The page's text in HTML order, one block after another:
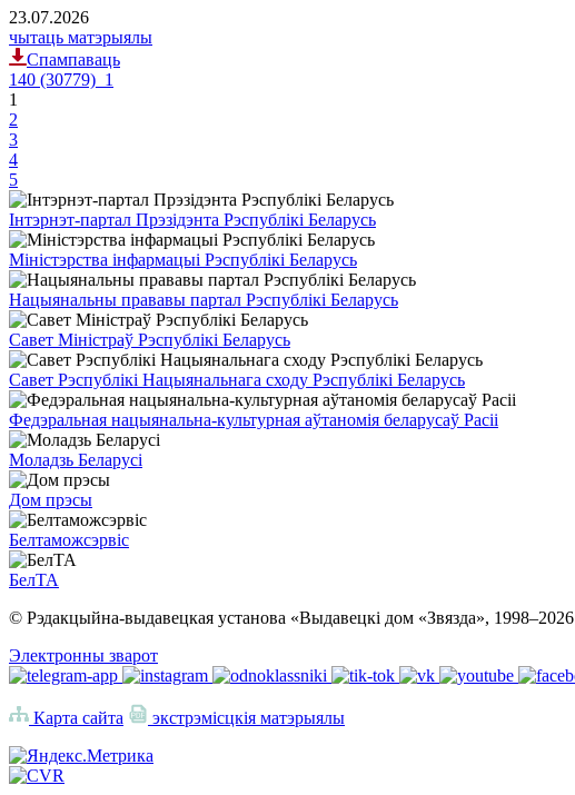
23.07.2026
чытаць матэрыялы
Спампаваць
140 (30779)_1
1
2
3
4
5
Інтэрнэт-партал Прэзідэнта Рэспублікі Беларусь
Міністэрства інфармацыі Рэспублікі Беларусь
Нацыянальны прававы партал Рэспублікі Беларусь
Савет Міністраў Рэспублікі Беларусь
Савет Рэспублікі Нацыянальнага сходу Рэспублікі Беларусь
Федэральная нацыянальна-культурная аўтаномія беларусаў Расіі
Моладзь Беларусі
Дом прэсы
Белтаможсэрвіс
БелТА
© Рэдакцыйна-выдавецкая установа «Выдавецкі дом «Звязда», 1998–2026
Электронны зварот
Карта сайта экстрэмісцкія матэрыялы